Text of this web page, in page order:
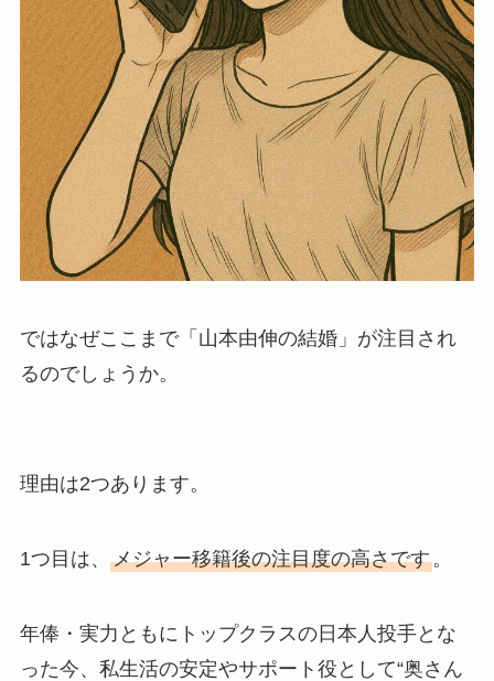
ではなぜここまで「山本由伸の結婚」が注目され
るのでしょうか。
理由は2つあります。
1つ目は、 メジャー移籍後の注目度の高さです。
年俸・実力ともにトップクラスの日本人投手とな
った今、私生活の安定やサポート役として“奥さん